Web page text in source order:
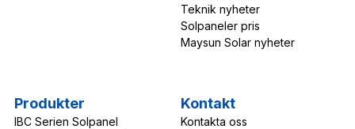
Teknik nyheter
Solpaneler pris
Maysun Solar nyheter
Produkter
IBC Serien Solpanel
Kontakt
Kontakta oss